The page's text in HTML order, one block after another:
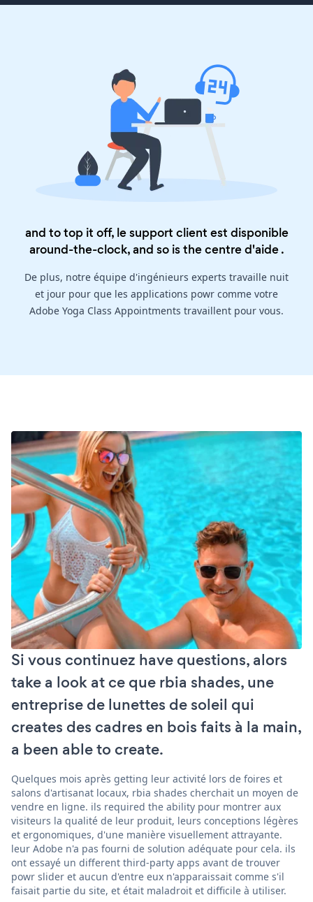
and to top it off, le support client est disponible
around-the-clock, and so is thecentre d'aide.
De plus, notre équipe d'ingénieurs experts travaille nuit
et jour pour que les applications powr comme votre
Adobe Yoga Class Appointments travaillent pour vous.
Si vous continuez have questions, alors
take a look at ce que rbia shades, une
entreprise de lunettes de soleil qui
creates des cadres en bois faits à la main,
a been able to create.
Quelques mois après getting leur activité lors de foires et
salons d'artisanat locaux, rbia shades cherchait un moyen de
vendre en ligne. ils required the ability pour montrer aux
visiteurs la qualité de leur produit, leurs conceptions légères
et ergonomiques, d'une manière visuellement attrayante.
leur Adobe n'a pas fourni de solution adéquate pour cela. ils
ont essayé un different third-party apps avant de trouver
powr slider et aucun d'entre eux n'apparaissait comme s'il
faisait partie du site, et était maladroit et difficile à utiliser.